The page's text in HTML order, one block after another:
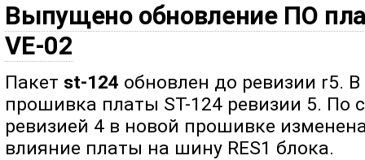
Выпущено обновление ПО
VE-02
Пакет st-124 обновлен до ревизии r5.
прошивка платы ST-124 ревизии 5.
ревизией 4 в новой прошивке
влияние платы на шину RES1 блока.